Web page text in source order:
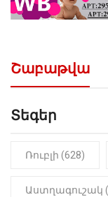
Շաբաթվա
Տեգեր
Ռուբլի (628)
Աստղագուշակ